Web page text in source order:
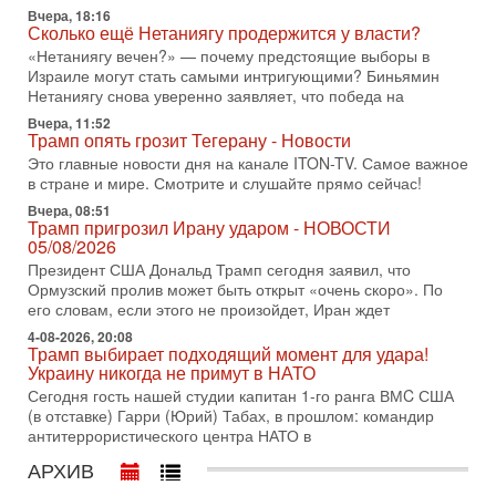
Иран доведет Трампа до крайних мер? Разбор и
оценка от военного обозревателя Давида Шарпа
Ситуация вокруг противостояния Ирана и США накаляется
с каждым днем. Почему Трамп в самый последний момент
отменил решение о нанесении тяжелых ударов
30-07-2026, 16:54
Покупатель авиакомпании «Аркия» намерен
запретить полеты по субботам!
Вокруг возможной продажи авиакомпании «Аркия»
разгорается громкий конфликт.
30-07-2026, 08:16
Трамп готовит удар по Ирану - НОВОСТИ 30/07/2026
Президент США Дональд Трамп сегодня рассматривает
возможность масштабной военной операции против Ирана
после ракетной атаки на американскую базу в
29-07-2026, 18:28
Трамп взбешен атакой на базы! Иран играет с огнем.
Израиль меняет курс
В эфире телеканала ITON-TV политолог Цви Маген,
дипломат, в прошлом - старший офицер военной разведки
29-07-2026, 15:31
Вчера, 18:16
Сколько ещё Нетаниягу продержится у власти?
«Нетаниягу вечен?» — почему предстоящие выборы в
Израиле могут стать самыми интригующими? Биньямин
Нетаниягу снова уверенно заявляет, что победа на
Вчера, 11:52
Трамп опять грозит Тегерану - Новости
Это главные новости дня на канале ITON-TV. Самое важное
в стране и мире. Смотрите и слушайте прямо сейчас!
Вчера, 08:51
Трамп пригрозил Ирану ударом - НОВОСТИ
05/08/2026
Президент США Дональд Трамп сегодня заявил, что
Ормузский пролив может быть открыт «очень скоро». По
его словам, если этого не произойдет, Иран ждет
4-08-2026, 20:08
Трамп выбирает подходящий момент для удара!
Украину никогда не примут в НАТО
Сегодня гость нашей студии капитан 1-го ранга ВМC США
(в отставке) Гарри (Юрий) Табах, в прошлом: командир
антитеррористического центра НАТО в
АРХИВ